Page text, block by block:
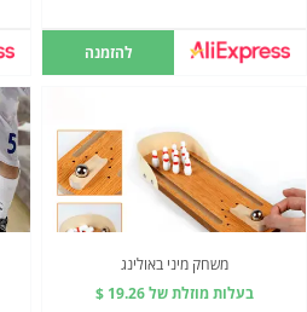
להזמנה
משחק מיני באולינג
בעלות מוזלת של 19.26 $